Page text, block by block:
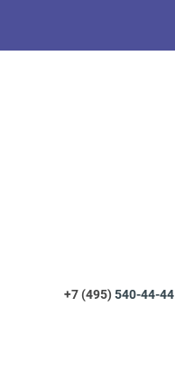
+7 (495)540-44-44